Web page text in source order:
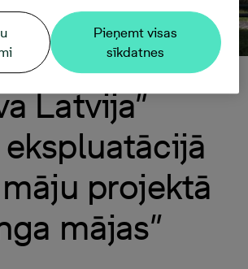
Latvija”
projektā
mājas”
Pieņemt visas
sīkdatnes